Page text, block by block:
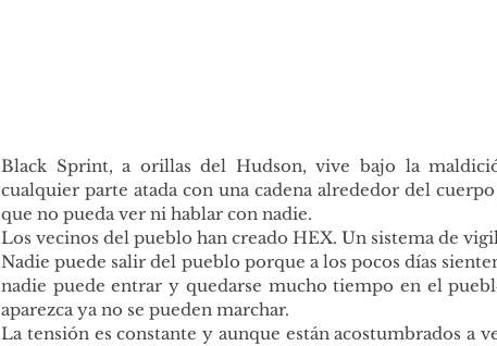
Black Sprint, a orillas del Hudson, vive bajo la
cualquier parte atada con una cadena alrededor del
que no pueda ver ni hablar con nadie.
Los vecinos del pueblo han creado HEX. Un sistema de
Nadie puede salir del pueblo porque a los pocos días
nadie puede entrar y quedarse mucho tiempo en el
aparezca ya no se pueden marchar.
La tensión es constante y aunque están acostumbrados a